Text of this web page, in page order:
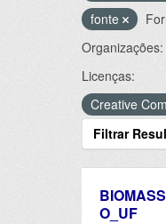
fonte
Organizações:
Licenças:
Creative
Filtrar
O_UF